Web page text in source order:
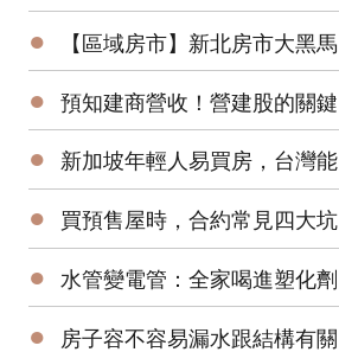
● 【區域房市】新北房市大黑馬！土城區房價上漲的三大原因？
● 預知建商營收！營建股的關鍵指標與操作秘訣
● 新加坡年輕人易買房，台灣能借鏡？房市回溫？住商徐佳馨獨家分析
● 買預售屋時，合約常見四大坑！你踩到了幾坑？
● 水管變電管：全家喝進塑化劑
● 房子容不容易漏水跟結構有關係？戴雲發教你怎麼看！